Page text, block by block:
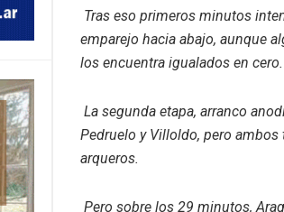
Tras eso primeros minutos
emparejo hacia abajo, aunque
los encuentra igualados en cero.
La segunda etapa, arranco
Pedruelo y Villoldo, pero
arqueros.
Pero sobre los 29 minutos,